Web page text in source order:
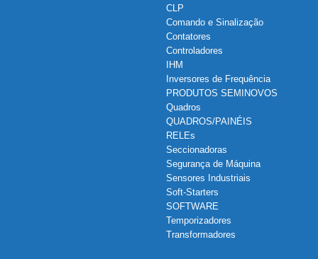
CLP
Comando e Sinalização
Contatores
Controladores
IHM
Inversores de Frequência
PRODUTOS SEMINOVOS
Quadros
QUADROS/PAINÉIS
RELEs
Seccionadoras
Segurança de Máquina
Sensores Industriais
Soft-Starters
SOFTWARE
Temporizadores
Transformadores